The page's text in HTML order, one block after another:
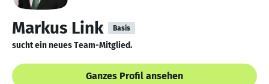
Markus Link Basis
sucht ein neues Team-Mitglied.
Ganzes Profil ansehen